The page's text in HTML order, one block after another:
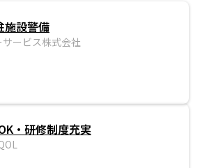
施設警備
ービス株式会社
・研修制度充実